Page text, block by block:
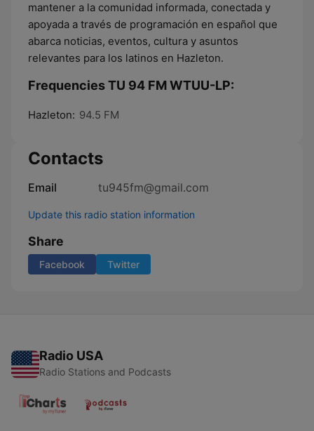
mantener a la comunidad informada, conectada y
apoyada a través de programación en español que
abarca noticias, eventos, cultura y asuntos
relevantes para los latinos en Hazleton.
Frequencies TU 94 FM WTUU-LP:
Hazleton: 94.5 FM
Contacts
Email tu945fm@gmail.com
Update this radio station information
Share
Facebook Twitter
Radio USA
Radio Stations and Podcasts